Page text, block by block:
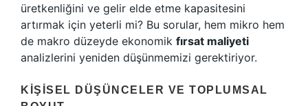
üretkenliğini ve gelir elde etme kapasitesini
artırmak için yeterli mi? Bu sorular, hem mikro hem
de makro düzeyde ekonomik fırsat maliyeti
analizlerini yeniden düşünmemizi gerektiriyor.
KIŞISEL DÜŞÜNCELER VE TOPLUMSAL